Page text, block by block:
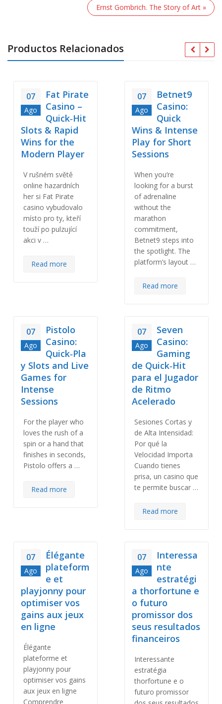
Ernst Gombrich. The Story of Art »
Productos Relacionados
07
Ago
Fat Pirate
Casino –
Quick‑Hit
Slots & Rapid
Wins for the
Modern Player
V rušném světě
online hazardních
her si Fat Pirate
casino vybudovalo
místo pro ty, kteří
touží po pulzující
akci v …
Read more
07
Ago
Betnet9
Casino:
Quick
Wins & Intense
Play for Short
Sessions
When you’re
looking for a burst
of adrenaline
without the
marathon
commitment,
Betnet9 steps into
the spotlight. The
platform’s layout …
Read more
07
Ago
Pistolo
Casino:
Quick‑Pla
y Slots and Live
Games for
Intense
Sessions
For the player who
loves the rush of a
spin or a hand that
finishes in seconds,
Pistolo offers a …
Read more
07
Ago
Seven
Casino:
Gaming
de Quick‑Hit
para el Jugador
de Ritmo
Acelerado
Sesiones Cortas y
de Alta Intensidad:
Por qué la
Velocidad Importa
Cuando tienes
prisa, un casino que
te permite buscar …
Read more
07
Ago
Élégante
plateform
e et
playjonny pour
optimiser vos
gains aux jeux
en ligne
Élégante
plateforme et
playjonny pour
optimiser vos gains
aux jeux en ligne
Comprendre
07
Ago
Interessa
nte
estratégi
a thorfortune e
o futuro
promissor dos
seus resultados
financeiros
Interessante
estratégia
thorfortune e o
futuro promissor